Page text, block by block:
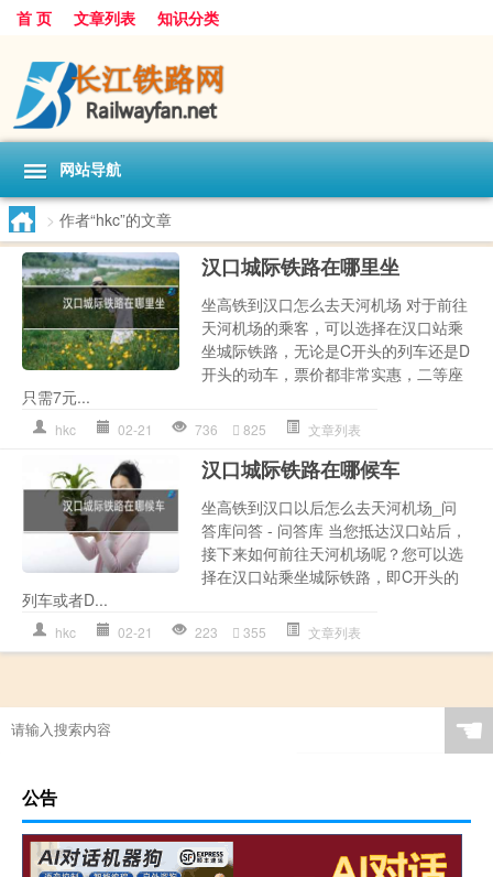
首 页 文章列表 知识分类
网站导航
> 作者“hkc”的文章
汉口城际铁路在哪里坐
坐高铁到汉口怎么去天河机场 对于前往
天河机场的乘客，可以选择在汉口站乘
坐城际铁路，无论是C开头的列车还是D
开头的动车，票价都非常实惠，二等座
只需7元...
hkc 02-21 736 825 文章列表
汉口城际铁路在哪候车
坐高铁到汉口以后怎么去天河机场_问
答库问答 - 问答库 当您抵达汉口站后，
接下来如何前往天河机场呢？您可以选
择在汉口站乘坐城际铁路，即C开头的
列车或者D...
hkc 02-21 223 355 文章列表
☚
公告